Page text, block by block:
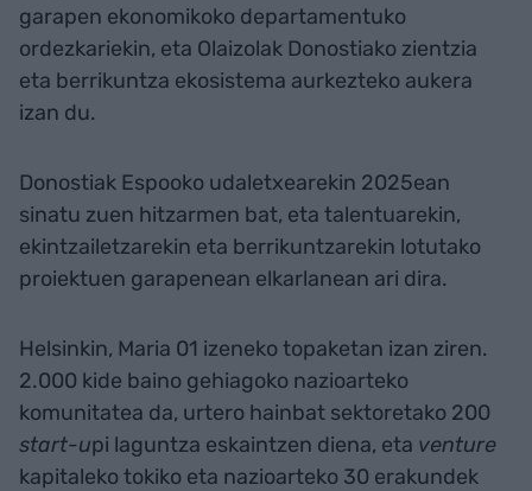
garapen ekonomikoko departamentuko
ordezkariekin, eta Olaizolak Donostiako zientzia
eta berrikuntza ekosistema aurkezteko aukera
izan du.
Donostiak Espooko udaletxearekin 2025ean
sinatu zuen hitzarmen bat, eta talentuarekin,
ekintzailetzarekin eta berrikuntzarekin lotutako
proiektuen garapenean elkarlanean ari dira.
Helsinkin, Maria 01 izeneko topaketan izan ziren.
2.000 kide baino gehiagoko nazioarteko
komunitatea da, urtero hainbat sektoretako 200
start-upi laguntza eskaintzen diena, eta venture
kapitaleko tokiko eta nazioarteko 30 erakundek